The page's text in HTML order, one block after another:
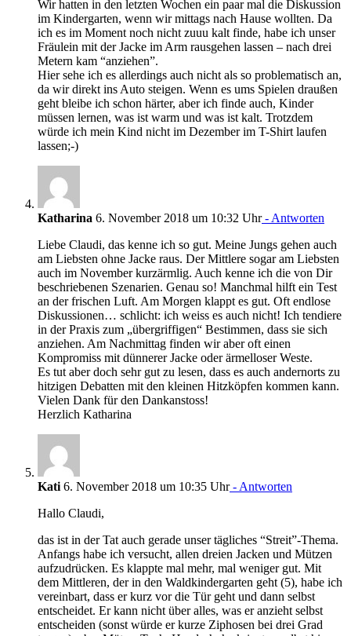
Wir hatten in den letzten Wochen ein paar mal die Diskussion
im Kindergarten, wenn wir mittags nach Hause wollten. Da
ich es im Moment noch nicht zuuu kalt finde, habe ich unser
Fräulein mit der Jacke im Arm rausgehen lassen – nach drei
Metern kam “anziehen”.
Hier sehe ich es allerdings auch nicht als so problematisch an,
da wir direkt ins Auto steigen. Wenn es ums Spielen draußen
geht bleibe ich schon härter, aber ich finde auch, Kinder
müssen lernen, was ist warm und was ist kalt. Trotzdem
würde ich mein Kind nicht im Dezember im T-Shirt laufen
lassen;-)
Katharina 6. November 2018 um 10:32 Uhr- Antworten
Liebe Claudi, das kenne ich so gut. Meine Jungs gehen auch
am Liebsten ohne Jacke raus. Der Mittlere sogar am Liebsten
auch im November kurzärmlig. Auch kenne ich die von Dir
beschriebenen Szenarien. Genau so! Manchmal hilft ein Test
an der frischen Luft. Am Morgen klappt es gut. Oft endlose
Diskussionen… schlicht: ich weiss es auch nicht! Ich tendiere
in der Praxis zum „übergriffigen“ Bestimmen, dass sie sich
anziehen. Am Nachmittag finden wir aber oft einen
Kompromiss mit dünnerer Jacke oder ärmelloser Weste.
Es tut aber doch sehr gut zu lesen, dass es auch andernorts zu
hitzigen Debatten mit den kleinen Hitzköpfen kommen kann.
Vielen Dank für den Dankanstoss!
Herzlich Katharina
Kati 6. November 2018 um 10:35 Uhr- Antworten
Hallo Claudi,
das ist in der Tat auch gerade unser tägliches “Streit”-Thema.
Anfangs habe ich versucht, allen dreien Jacken und Mützen
aufzudrücken. Es klappte mal mehr, mal weniger gut. Mit
dem Mittleren, der in den Waldkindergarten geht (5), habe ich
vereinbart, dass er kurz vor die Tür geht und dann selbst
entscheidet. Er kann nicht über alles, was er anzieht selbst
entscheiden (sonst würde er kurze Ziphosen bei drei Grad